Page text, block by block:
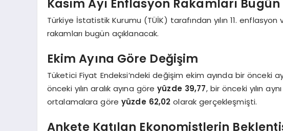
Kasım Ayı Enflasyon Rakamları
Türkiye İstatistik Kurumu (TÜİK) tarafından yılın 11.
rakamları bugün açıklanacak.
Ekim Ayına Göre Değişim
Tüketici Fiyat Endeksi’ndeki değişim ekim ayında bir önceki
önceki yılın aralık ayına göreyüzde 39,77, bir önceki yılın
ortalamalara göre yüzde 62,02 olarak gerçekleşmişti.
Ankete Katılan Ekonomistlerin